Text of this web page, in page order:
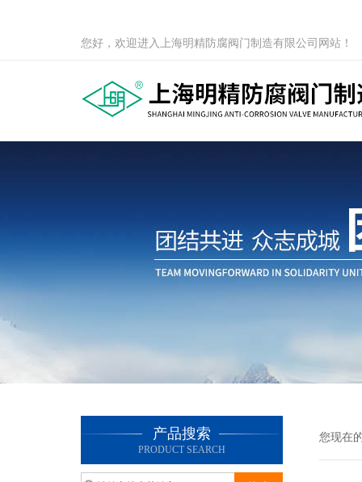
您好，欢迎进入上海明精防腐阀门制造有限公司网站！
产品搜索
PRODUCT SEARCH
您现在